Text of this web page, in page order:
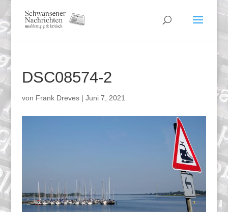
DSC08574-2
von Frank Dreves| Juni 7, 2021